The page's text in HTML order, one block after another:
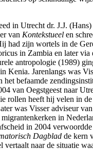
in Utrecht dr. J.J.
van Kontekstueel en
had zijn wortels in de
in Zambia en later
antropologie (1989)
Kenia. Jarenlangs was
het befaamde
van Oegstgeest naar
rollen heeft hij velen in
was Visser adviseur
in
in 2004
Dagblad de kern
vertaalt naar de situatie